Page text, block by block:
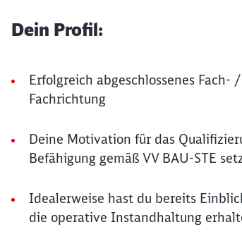
Dein Profil:
Erfolgreich abgeschlossenes
Fachrichtung
Deine Motivation für das
Befähigung gemäß VV BAU-STE
Idealerweise hast du bereits
die operative Instandhaltung